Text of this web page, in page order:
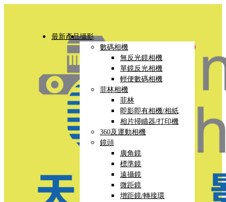
最新產品攝影
數碼相機
無反光鏡相機
單鏡反光相機
輕便數碼相機
菲林相機
菲林
即影即有相機/相紙
相片掃瞄器/打印機
360及運動相機
鏡頭
廣角鏡
標準鏡
遠攝鏡
微距鏡
增距鏡/轉接環